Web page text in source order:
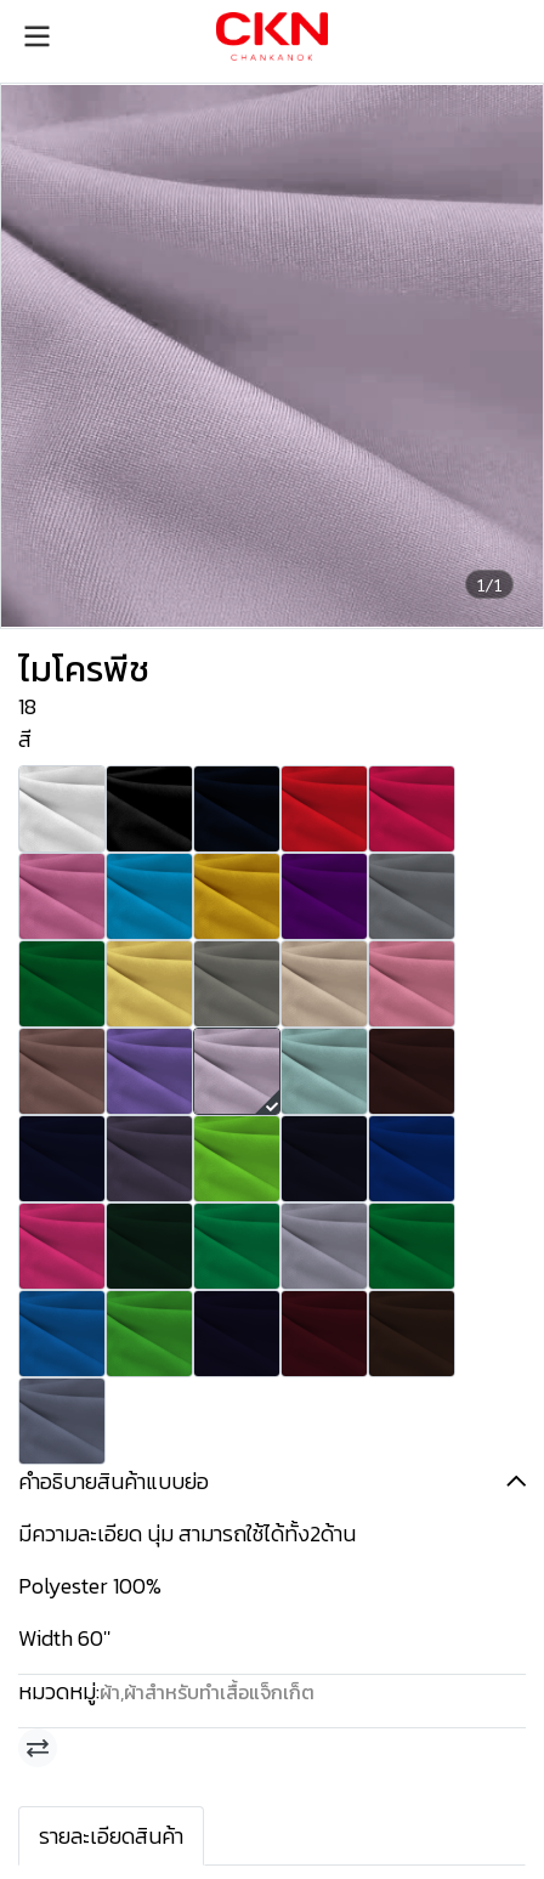
1/1
ไมโครพีช
18
สี
คำอธิบายสินค้าแบบย่อ
มีความละเอียด นุ่ม สามารถใช้ได้ทั้ง2ด้าน
Polyester 100%
Width 60''
หมวดหมู่:ผ้า,ผ้าสำหรับทำเสื้อแจ็กเก็ต
รายละเอียดสินค้า